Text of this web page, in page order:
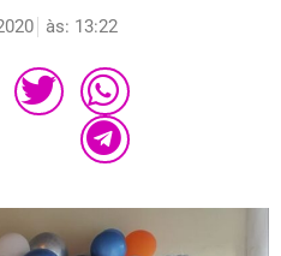
às: 13:22